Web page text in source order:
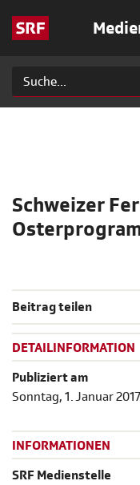
Schweizer
Beitrag teilen
DETAILINFORMATION
Publiziert am
Sonntag, 1. Januar 2017
INFORMATIONEN
SRF Medienstelle